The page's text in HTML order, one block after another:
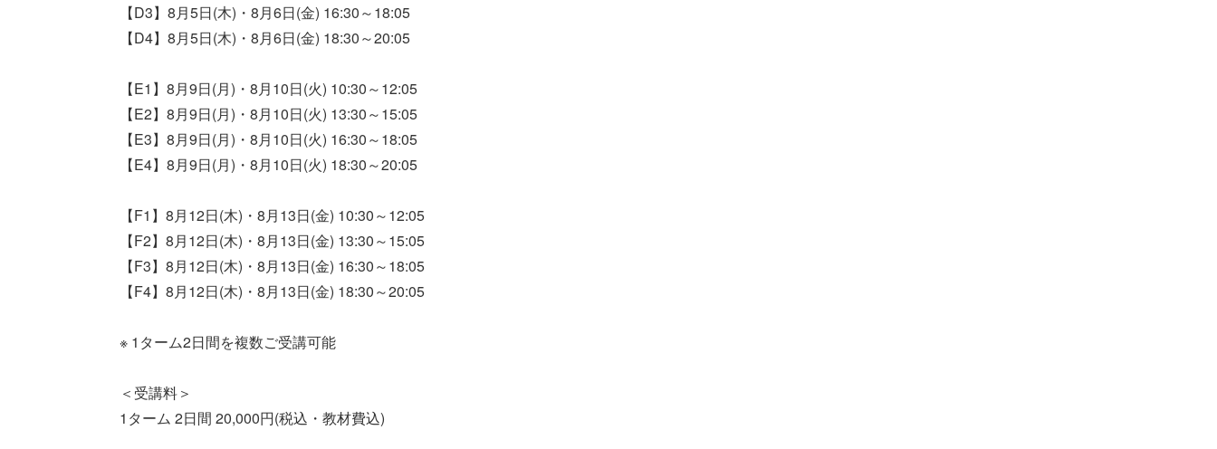
【D3】8月5日(木)・8月6日(金) 16:30～18:05
【D4】8月5日(木)・8月6日(金) 18:30～20:05
【E1】8月9日(月)・8月10日(火) 10:30～12:05
【E2】8月9日(月)・8月10日(火) 13:30～15:05
【E3】8月9日(月)・8月10日(火) 16:30～18:05
【E4】8月9日(月)・8月10日(火) 18:30～20:05
【F1】8月12日(木)・8月13日(金) 10:30～12:05
【F2】8月12日(木)・8月13日(金) 13:30～15:05
【F3】8月12日(木)・8月13日(金) 16:30～18:05
【F4】8月12日(木)・8月13日(金) 18:30～20:05
※ 1ターム2日間を複数ご受講可能
＜受講料＞
1ターム 2日間 20,000円(税込・教材費込)